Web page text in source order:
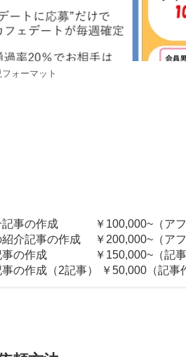
ン解説フォーマット サ
記事の作成 ￥100,000~（アフ
介記事の作成 ￥200,000~（アフ
事の作成 ￥150,000~（記事作
の作成（2記事） ￥50,000（記事